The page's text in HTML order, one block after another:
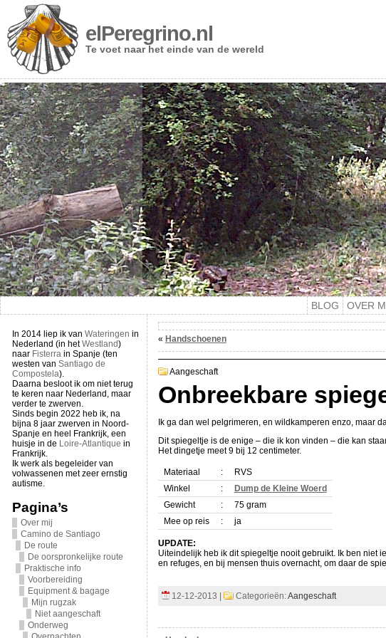
elPeregrino.nl
Te voet naar het einde van de wereld
BLOG OVER
In 2014 liep ik van Wateringen in
Nederland (in hetWestland)
naar Fisterrain Spanje (ten
westen van Santiago de
Compostela).
Daarna besloot ik om niet terug
te keren naar Nederland, maar
verder te zwerven.
Sinds begin 2022 heb ik, na
bijna 8 jaar zwerven in Noord-
Spanje en heel Frankrijk, een
huisje in de Loire-Atlantique in
Frankrijk.
Ik werk als begeleider van
volwassenen met zeer ernstig
autisme.
Pagina’s
Over mij
Camino de Santiago
De route
De oorspronkelijke route
Praktische info
Voorbereiding
Equipment & bagage
Mijn rugzak
Niet aangeschaft
Onderweg
« Handschoenen
Aangeschaft
Onbreekbare
Ik ga dan wel pelgrimeren, en wildkamperen enzo, maar
Dit spiegeltje is de enige – die ik kon vinden – die kan
Het dingetje meet 9 bij 12 centimeter.
Materiaal :
RVS
Winkel
:
Dump de Kleine Woerd
Gewicht
:
75 gram
Mee op reis
: ja
UPDATE:
Uiteindelijk heb ik dit spiegeltje nooit gebruikt. Ik ben niet
en refuges, en bij mensen thuis overnacht, om daar de
12-12-2013 | Categorieën:Aangeschaft